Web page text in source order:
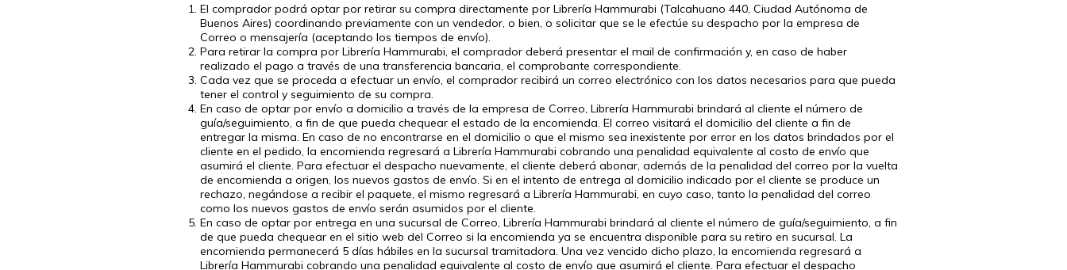
El comprador podrá optar por retirar su compra directamente por Librería Hammurabi (Talcahuano 440, Ciudad Autónoma de
Buenos Aires) coordinando previamente con un vendedor, o bien, o solicitar que se le efectúe su despacho por la empresa de
Correo o mensajería (aceptando los tiempos de envío).
Para retirar la compra por Librería Hammurabi, el comprador deberá presentar el mail de confirmación y, en caso de haber
realizado el pago a través de una transferencia bancaria, el comprobante correspondiente.
Cada vez que se proceda a efectuar un envío, el comprador recibirá un correo electrónico con los datos necesarios para que pueda
tener el control y seguimiento de su compra.
En caso de optar por envío a domicilio a través de la empresa de Correo, Librería Hammurabi brindará al cliente el número de
guía/seguimiento, a fin de que pueda chequear el estado de la encomienda. El correo visitará el domicilio del cliente a fin de
entregar la misma. En caso de no encontrarse en el domicilio o que el mismo sea inexistente por error en los datos brindados por el
cliente en el pedido, la encomienda regresará a Librería Hammurabi cobrando una penalidad equivalente al costo de envío que
asumirá el cliente. Para efectuar el despacho nuevamente, el cliente deberá abonar, además de la penalidad del correo por la vuelta
de encomienda a origen, los nuevos gastos de envío. Si en el intento de entrega al domicilio indicado por el cliente se produce un
rechazo, negándose a recibir el paquete, el mismo regresará a Librería Hammurabi, en cuyo caso, tanto la penalidad del correo
como los nuevos gastos de envío serán asumidos por el cliente.
En caso de optar por entrega en una sucursal de Correo, Librería Hammurabi brindará al cliente el número de guía/seguimiento, a fin
de que pueda chequear en el sitio web del Correo si la encomienda ya se encuentra disponible para su retiro en sucursal. La
encomienda permanecerá 5 días hábiles en la sucursal tramitadora. Una vez vencido dicho plazo, la encomienda regresará a
Librería Hammurabi cobrando una penalidad equivalente al costo de envío que asumirá el cliente. Para efectuar el despacho